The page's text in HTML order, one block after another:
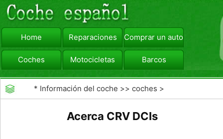
Home Reparaciones Comprar un automóvil
Coches Motocicletas Barcos
viajar Camiones
* Información del coche >>coches >
Acerca CRV DCIs